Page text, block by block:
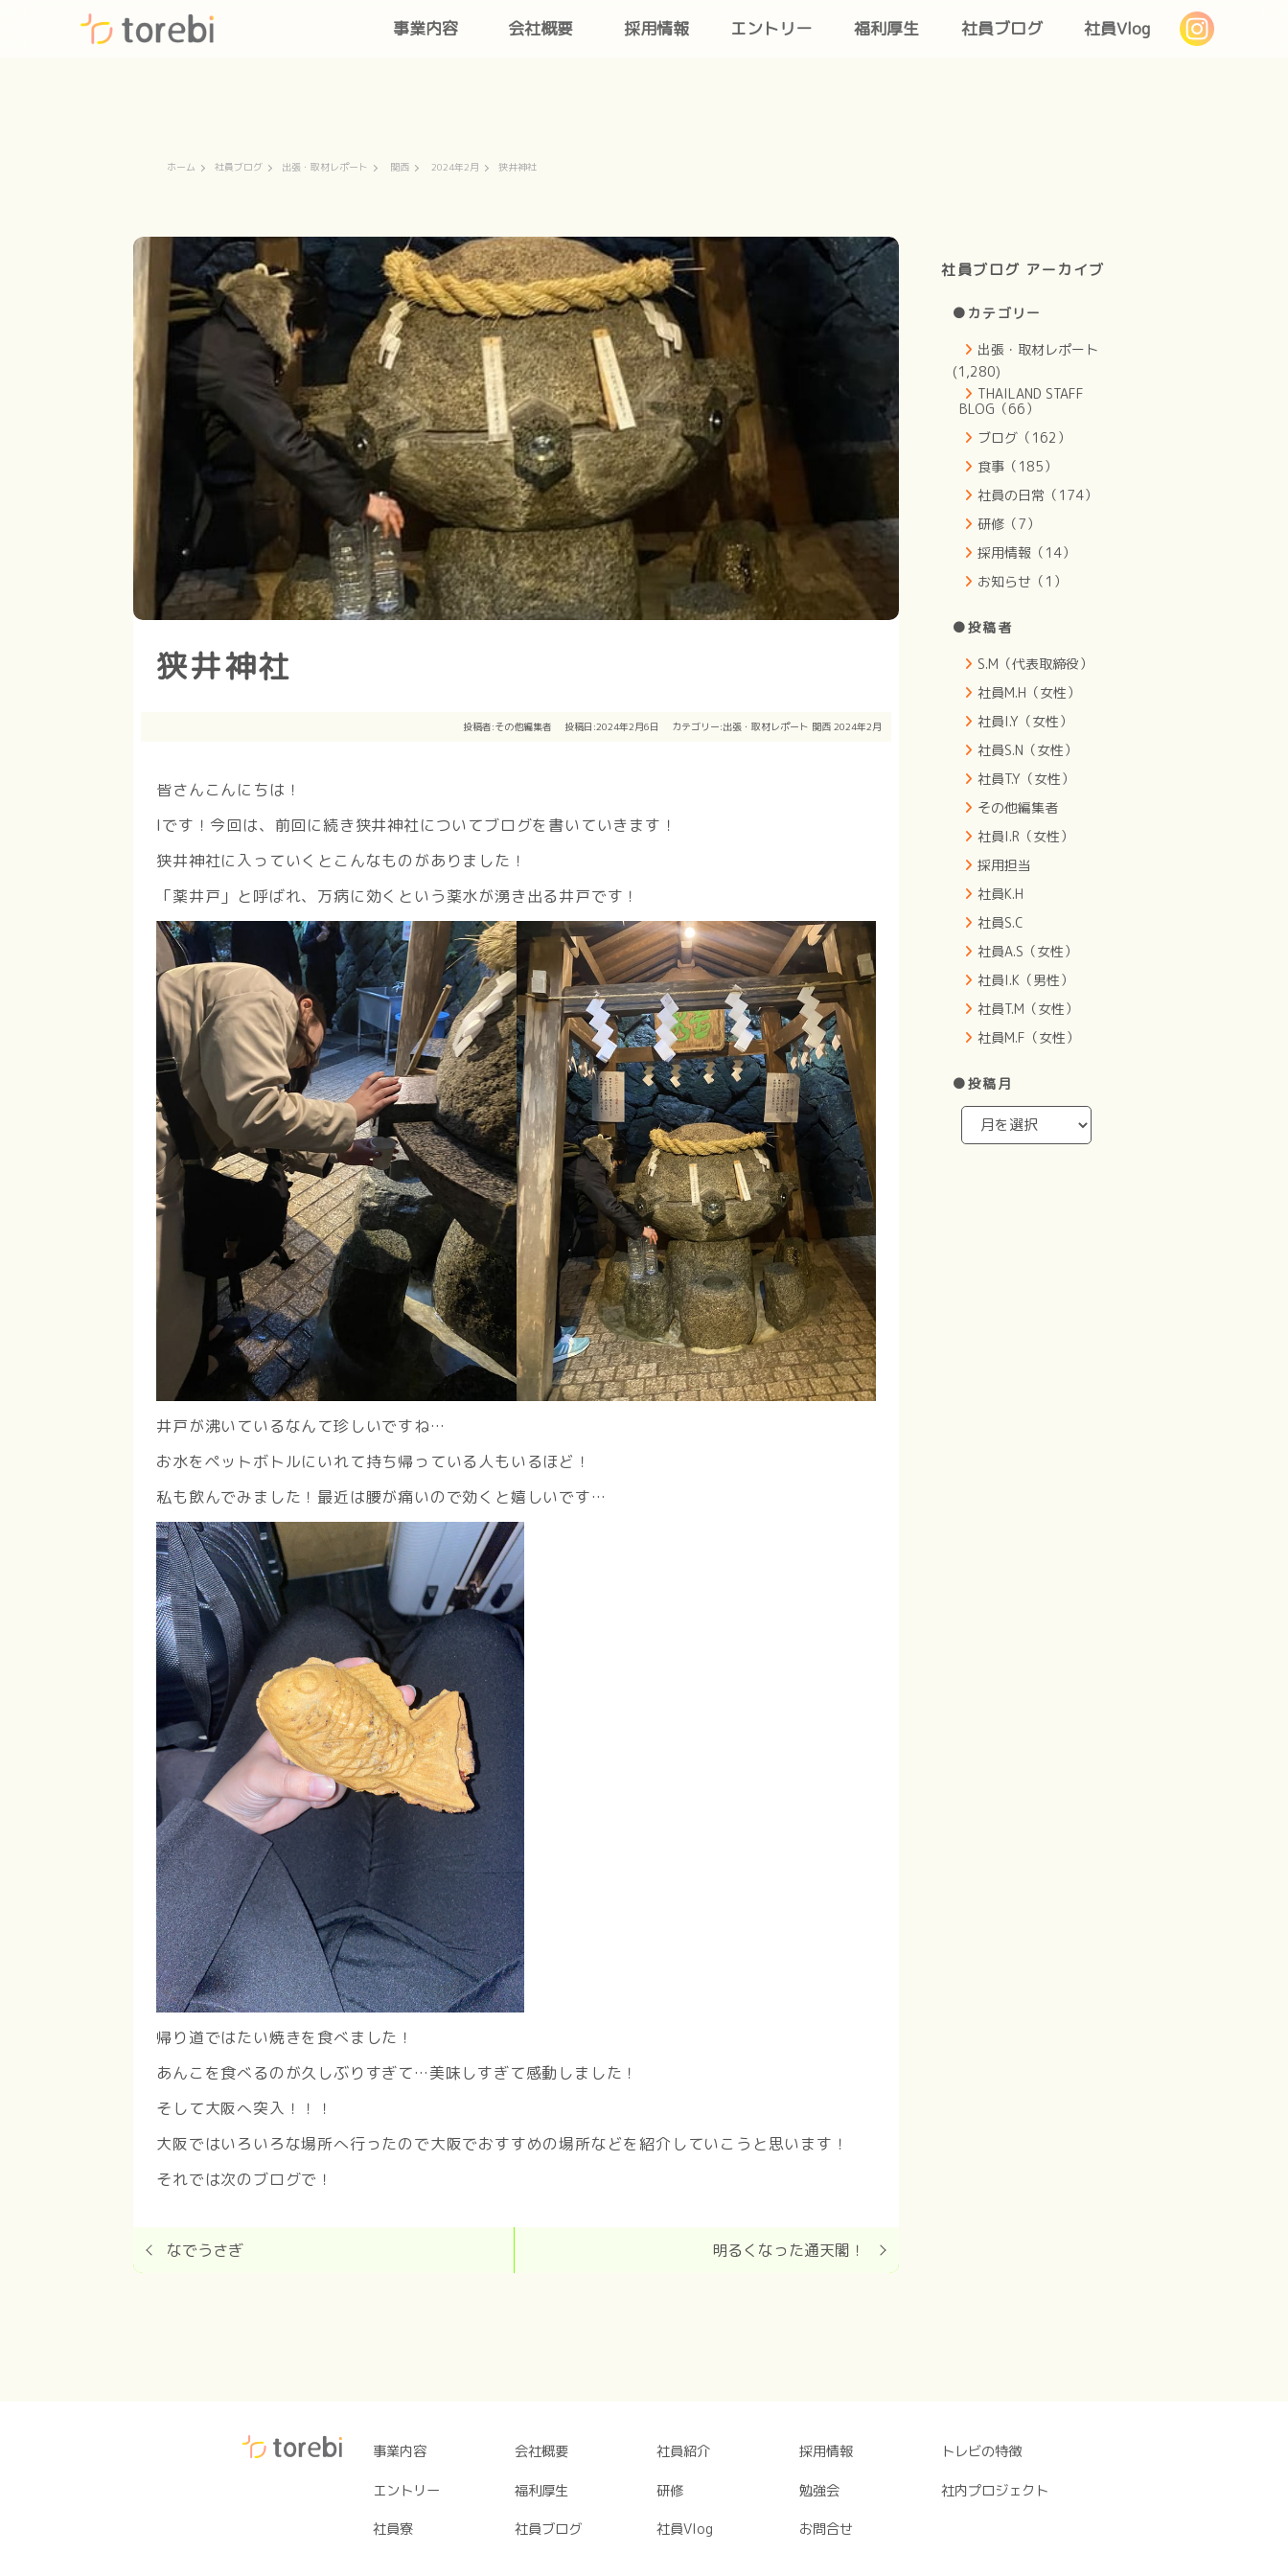
事業内容 会社概要 採用情報 エントリー 福利厚生 社員ブログ 社員Vlog
ホーム 社員ブログ 出張・取材レポート 関西 2024年2月 狭井神社
狭井神社
投稿者:その他編集者 投稿日:2024年2月6日 カテゴリー:出張・取材レポート 関西 2024年2月
皆さんこんにちは！
Iです！今回は、前回に続き狭井神社についてブログを書いていきます！
狭井神社に入っていくとこんなものがありました！
「薬井戸」と呼ばれ、万病に効くという薬水が湧き出る井戸です！
井戸が沸いているなんて珍しいですね…
お水をペットボトルにいれて持ち帰っている人もいるほど！
私も飲んでみました！最近は腰が痛いので効くと嬉しいです…
帰り道ではたい焼きを食べました！
あんこを食べるのが久しぶりすぎて…美味しすぎて感動しました！
そして大阪へ突入！！！
大阪ではいろいろな場所へ行ったので大阪でおすすめの場所などを紹介していこうと思います！
それでは次のブログで！
なでうさぎ 明るくなった通天閣！
社員ブログ アーカイブ
●カテゴリー
出張・取材レポート
(1,280)
THAILAND STAFF
BLOG（66）
ブログ（162）
食事（185）
社員の日常（174）
研修（7）
採用情報（14）
お知らせ（1）
●投稿者
S.M（代表取締役）
社員M.H（女性）
社員I.Y（女性）
社員S.N（女性）
社員T.Y（女性）
その他編集者
社員I.R（女性）
採用担当
社員K.H
社員S.C
社員A.S（女性）
社員I.K（男性）
社員T.M（女性）
社員M.F（女性）
●投稿月
事業内容 会社概要 社員紹介 採用情報 トレビの特徴
エントリー 福利厚生 研修 勉強会 社内プロジェクト
社員寮 社員ブログ 社員Vlog お問合せ